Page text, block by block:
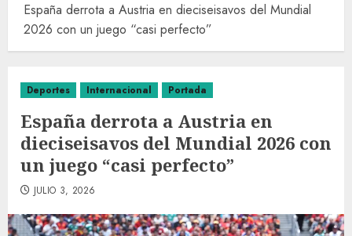
España derrota a Austria en dieciseisavos del Mundial
2026 con un juego “casi perfecto”
Deportes Internacional Portada
España derrota a Austria en
dieciseisavos del Mundial 2026 con
un juego “casi perfecto”
JULIO 3, 2026